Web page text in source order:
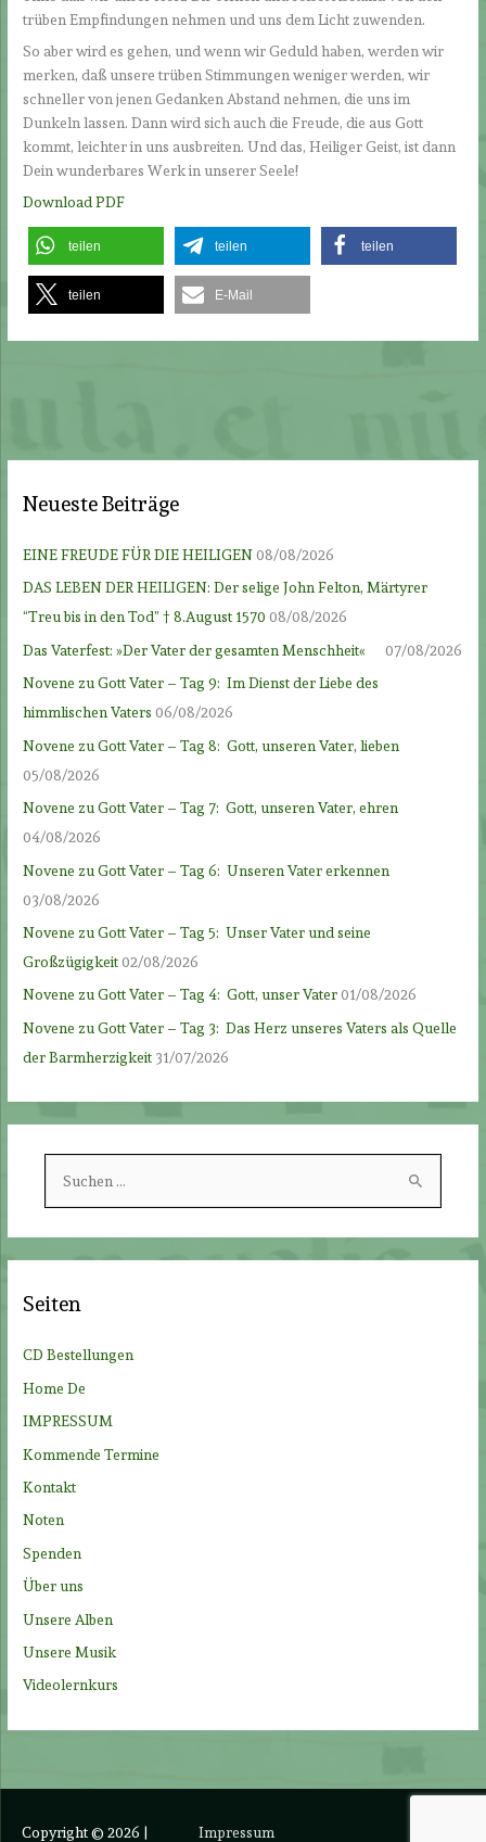
trüben Empfindungen nehmen und uns dem Licht zuwenden.
So aber wird es gehen, und wenn wir Geduld haben, werden wir
merken, daß unsere trüben Stimmungen weniger werden, wir
schneller von jenen Gedanken Abstand nehmen, die uns im
Dunkeln lassen. Dann wird sich auch die Freude, die aus Gott
kommt, leichter in uns ausbreiten. Und das, Heiliger Geist, ist dann
Dein wunderbares Werk in unserer Seele!
Download PDF
teilen teilen teilen
teilen E-Mail
Neueste Beiträge
EINE FREUDE FÜR DIE HEILIGEN08/08/2026
DAS LEBEN DER HEILIGEN: Der selige John Felton, Märtyrer
“Treu bis in den Tod” † 8.August 1570 08/08/2026
Das Vaterfest: »Der Vater der gesamten Menschheit«
07/08/2026
Novene zu Gott Vater – Tag 9: Im Dienst der Liebe des
himmlischen Vaters 06/08/2026
Novene zu Gott Vater – Tag 8: Gott, unseren Vater, lieben
05/08/2026
Novene zu Gott Vater – Tag 7: Gott, unseren Vater, ehren
04/08/2026
Novene zu Gott Vater – Tag 6: Unseren Vater erkennen
03/08/2026
Novene zu Gott Vater – Tag 5: Unser Vater und seine
Großzügigkeit02/08/2026
Novene zu Gott Vater – Tag 4: Gott, unser Vater01/08/2026
Novene zu Gott Vater – Tag 3: Das Herz unseres Vaters als Quelle
der Barmherzigkeit 31/07/2026
n
h
:
Seiten
CD Bestellungen
Home De
IMPRESSUM
Kommende Termine
Kontakt
Noten
Spenden
Über uns
Unsere Alben
Unsere Musik
Videolernkurs
Copyright © 2026 | Impressum